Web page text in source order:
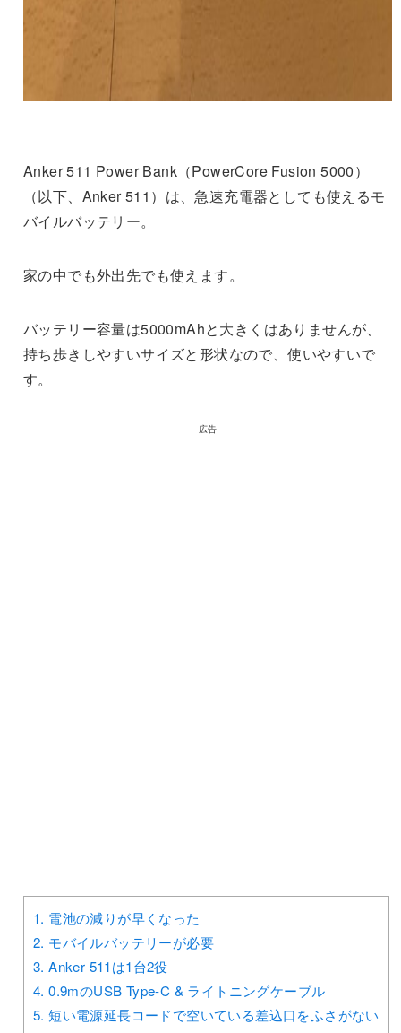
Anker 511 Power Bank（PowerCore Fusion 5000）
（以下、Anker 511）は、急速充電器としても使えるモ
バイルバッテリー。
家の中でも外出先でも使えます。
バッテリー容量は5000mAhと大きくはありませんが、
持ち歩きしやすいサイズと形状なので、使いやすいで
す。
広告
1. 電池の減りが早くなった
2. モバイルバッテリーが必要
3. Anker 511は1台2役
4. 0.9mのUSB Type-C & ライトニングケーブル
5. 短い電源延長コードで空いている差込口をふさがない